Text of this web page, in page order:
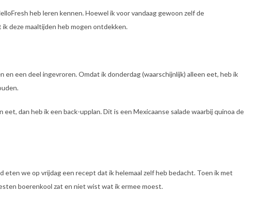
heb leren kennen. Hoewel ik voor vandaag gewoon zelf de
deze maaltijden heb mogen ontdekken.
en een deel ingevroren. Omdat ik donderdag (waarschijnlijk) alleen eet, heb ik
dan heb ik een back-upplan. Dit is een Mexicaanse salade waarbij quinoa de
eten we op vrijdag een recept dat ik helemaal zelf heb bedacht. Toen ik met
boerenkool zat en niet wist wat ik ermee moest.